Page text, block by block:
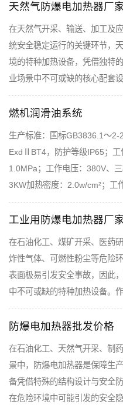
天然气防爆电加热器厂
在天然气开采、输送、加工及
统安全稳定运行的关键环节，
境的特种加热设备，凭借独特
业场景中不可或缺的核心配套
燃机润滑油系统
生产标准：国标GB3836.1～2-
ExdⅡBT4，防护等级IP65；工
1.0MPa；工作电压：380V、
3KW加热密度：2.0w/cm²；工
工业用防爆电加热器厂
在石油化工、煤矿开采、医药
炸性气体、可燃性粉尘等危险
表面极易引发安全事故，因此
中不可或缺的特种加热设备。
防爆电加热器批发价格
在石油化工、天然气开采、制
景中，防爆电加热器是保障生
备凭借特殊的结构设计与安全
在危险环境中可能引发的安全